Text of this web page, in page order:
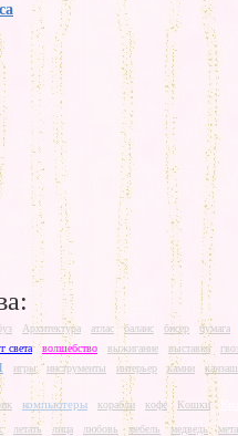
Архитектура атлас баланс бисер бумага
света
волшебство выжигание выставка
игры инструменты интерьер камни
компьютеры корабли кофе Кошки
летать лица любовь мебель медведь